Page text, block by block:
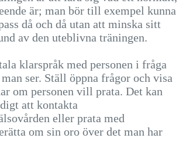
är; man bör till exempel kunna
då och då utan att minska sitt
av den uteblivna träningen.
klarspråk med personen i fråga
ser. Ställ öppna frågor och visa
om personen vill prata. Det kan
att kontakta
eller prata med
om sin oro över det man har